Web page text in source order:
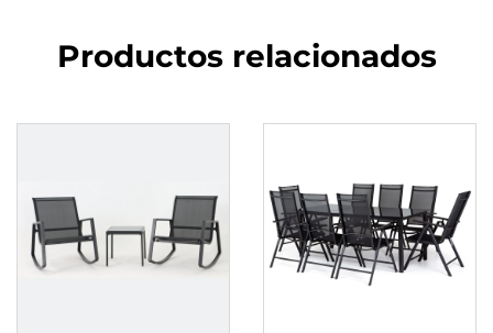
Productos relacionados